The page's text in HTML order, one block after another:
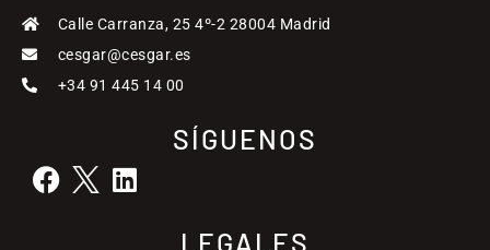
Calle Carranza, 25 4º-2 28004 Madrid
cesgar@cesgar.es
+34 91 445 14 00
SÍGUENOS
LEGALES